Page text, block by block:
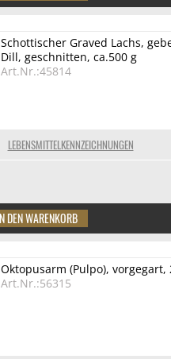
LEBENSMITTELKENNZEICHNUNGEN
Schottischer Graved Lachs,
Dill, geschnitten, ca.500 g
Art.Nr.:45814
Oktopusarm (Pulpo), vorgegart,
Art.Nr.:56315